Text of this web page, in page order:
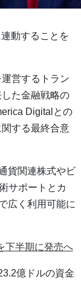
動することを
営するトラン
た金融戦略の
Digitalとの
する最終合意
貨関連株式やビ
サポートとカ
広く利用可能に
下半期に発売へ
億ドルの資金